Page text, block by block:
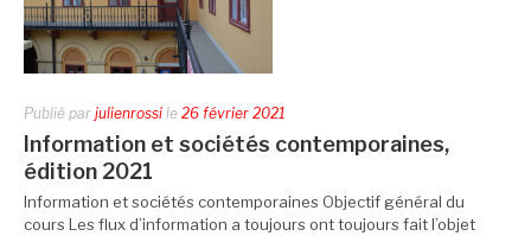
Publié par julienrossi le 26 février 2021
Information et sociétés contemporaines,
édition 2021
Information et sociétés contemporaines Objectif général du
cours Les flux d’information a toujours ont toujours fait l’objet